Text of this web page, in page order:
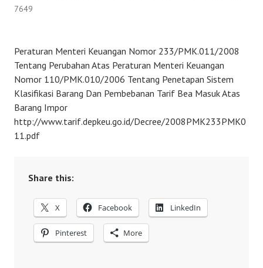
7649
Peraturan Menteri Keuangan Nomor 233/PMK.011/2008
Tentang Perubahan Atas Peraturan Menteri Keuangan
Nomor 110/PMK.010/2006 Tentang Penetapan Sistem
Klasifikasi Barang Dan Pembebanan Tarif Bea Masuk Atas
Barang Impor
http://www.tarif.depkeu.go.id/Decree/2008PMK233PMK0
11.pdf
Share this:
X Facebook LinkedIn
Pinterest More